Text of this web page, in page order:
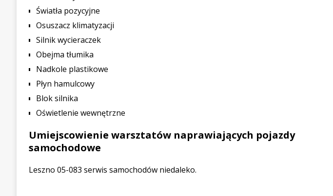
Światła pozycyjne
Osuszacz klimatyzacji
Silnik wycieraczek
Obejma tłumika
Nadkole plastikowe
Płyn hamulcowy
Blok silnika
Oświetlenie wewnętrzne
Umiejscowienie warsztatów naprawiających pojazdy
samochodowe
Leszno 05-083 serwis samochodów niedaleko.